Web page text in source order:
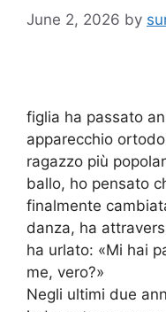
June 2, 2026 by
figlia ha passato
apparecchio
ragazzo più
ballo, ho pensato
finalmente
danza, ha
ha urlato: «Mi hai
me, vero?»
Negli ultimi due